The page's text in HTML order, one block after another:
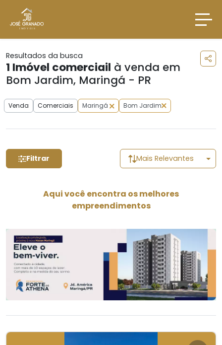
Resultados da busca
1 Imóvel comerciail à venda em
Bom Jardim, Maringá - PR
Venda Comerciais Maringá Bom Jardim
Filtrar Mais Relevantes
Aqui você encontra os melhores
empreendimentos